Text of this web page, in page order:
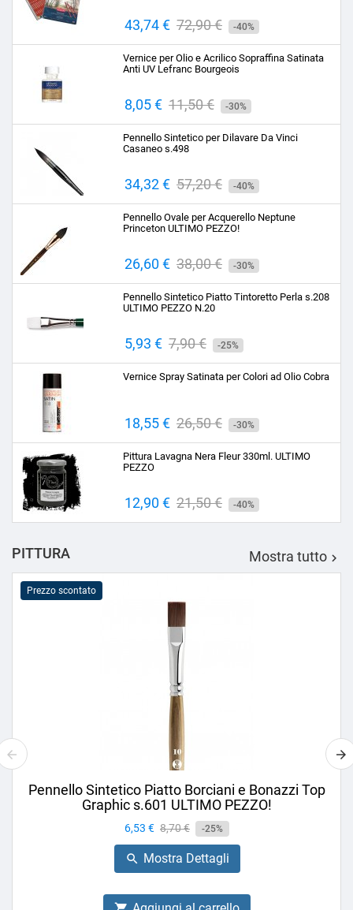
Prezzo
43,74 € Prezzo
base
72,90 € -40%
Vernice per Olio e Acrilico Sopraffina Satinata
Anti UV Lefranc Bourgeois
Prezzo
8,05 € Prezzo
base
11,50 € -30%
Pennello Sintetico per Dilavare Da Vinci
Casaneo s.498
Prezzo
34,32 € Prezzo
base
57,20 € -40%
Pennello Ovale per Acquerello Neptune
Princeton ULTIMO PEZZO!
Prezzo
26,60 € Prezzo
base
38,00 € -30%
Pennello Sintetico Piatto Tintoretto Perla s.208
ULTIMO PEZZO N.20
Prezzo
5,93 € Prezzo
base
7,90 € -25%
Vernice Spray Satinata per Colori ad Olio Cobra
Prezzo
18,55 € Prezzo
base
26,50 € -30%
Pittura Lavagna Nera Fleur 330ml. ULTIMO
PEZZO
Prezzo
12,90 € Prezzo
base
21,50 € -40%
PITTURA Mostra tutto 
Prezzo scontato
Pennello Sintetico Piatto Borciani e Bonazzi Top
Graphic s.601 ULTIMO PEZZO!
Prezzo
6,53 € Prezzo
base
8,70 € -25%
 Mostra Dettagli